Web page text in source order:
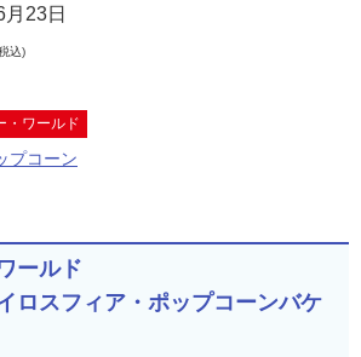
23日
込)
・ワールド
プコーン
ールド
ロスフィア・ポップコーンバケ